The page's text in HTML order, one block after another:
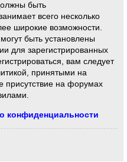
быть
всего несколько
широкие возможности.
быть установлены
для зарегистрированных
вам следует
принятыми на
присутствие на форумах
конфиденциальности